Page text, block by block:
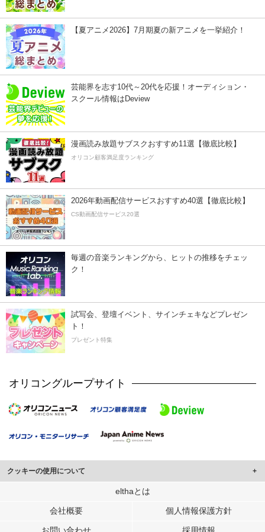
【夏アニメ2026】7月期夏の新アニメを一挙紹介！
芸能界を志す10代～20代を応援！オーディション・
スクール情報はDeview
漫画読み放題サブスクおすすめ11選【徹底比較】
オリコン顧客満足度ランキング
2026年動画配信サービスおすすめ40選【徹底比較】
CS動画配信サービス20選
毎週の音楽ランキングから、ヒットの推移をチェッ
ク！
試写会、登壇イベント、サインチェキなどプレゼン
ト！
プレゼント特集
オリコングループサイト
クッキーの使用について
このサイトでは Cookie を使用して、ユーザーに合わせたコンテンツや広告の
行っています。
elthaとは
会社概要 個人情報保護方針